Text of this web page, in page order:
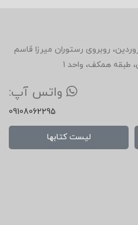
انقلاب، ابتدای خیابان 12 فروردین، روبروی رستوران میرزا قاسم
همکف، واحد 1
واتس آپ:
09108062295
لیست کتابها